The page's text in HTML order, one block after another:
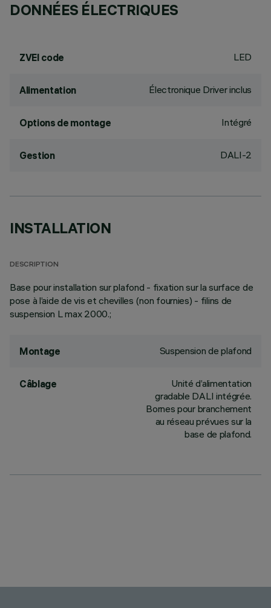
DONNÉES ÉLECTRIQUES
ZVEI code LED
Alimentation Électronique Driver inclus
Options de montage Intégré
Gestion DALI-2
INSTALLATION
DESCRIPTION
Base pour installation sur plafond - fixation sur la surface de
pose à l’aide de vis et chevilles (non fournies) - filins de
suspension L max 2000.;
Montage Suspension de plafond
Câblage
Unité d’alimentation
gradable DALI intégrée.
Bornes pour branchement
au réseau prévues sur la
base de plafond.